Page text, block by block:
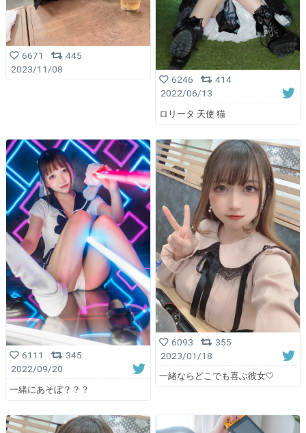
6671
445
2023/11/08
6246
414
2022/06/13
ロリータ 天使 猫
6111
345
2022/09/20
一緒にあそぼ？？？
6093
355
2023/01/18
一緒ならどこでも喜ぶ彼女🤍